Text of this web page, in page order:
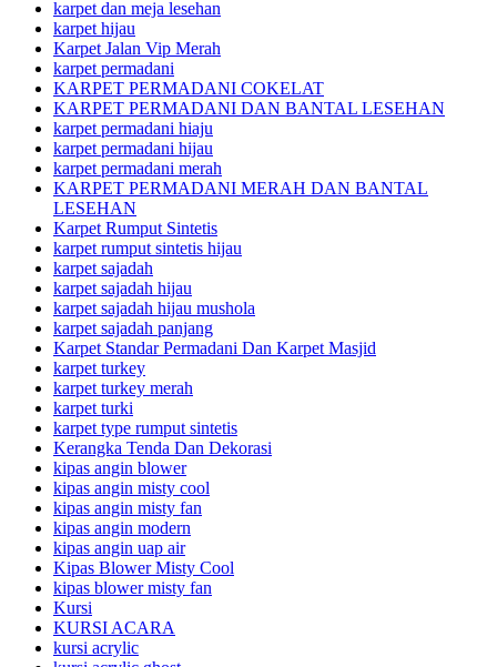
karpet dan meja lesehan
karpet hijau
Karpet Jalan Vip Merah
karpet permadani
KARPET PERMADANI COKELAT
KARPET PERMADANI DAN BANTAL LESEHAN
karpet permadani hiaju
karpet permadani hijau
karpet permadani merah
KARPET PERMADANI MERAH DAN BANTAL
LESEHAN
Karpet Rumput Sintetis
karpet rumput sintetis hijau
karpet sajadah
karpet sajadah hijau
karpet sajadah hijau mushola
karpet sajadah panjang
Karpet Standar Permadani Dan Karpet Masjid
karpet turkey
karpet turkey merah
karpet turki
karpet type rumput sintetis
Kerangka Tenda Dan Dekorasi
kipas angin blower
kipas angin misty cool
kipas angin misty fan
kipas angin modern
kipas angin uap air
Kipas Blower Misty Cool
kipas blower misty fan
Kursi
KURSI ACARA
kursi acrylic